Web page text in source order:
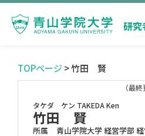
研究
TOPページ > 竹田 賢
（最
タケダ ケン TAKEDA Ken
竹田 賢
所属
青山学院大学 経営学部